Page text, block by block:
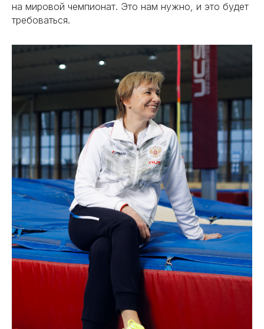
на мировой чемпионат. Это нам нужно, и это будет
требоваться.